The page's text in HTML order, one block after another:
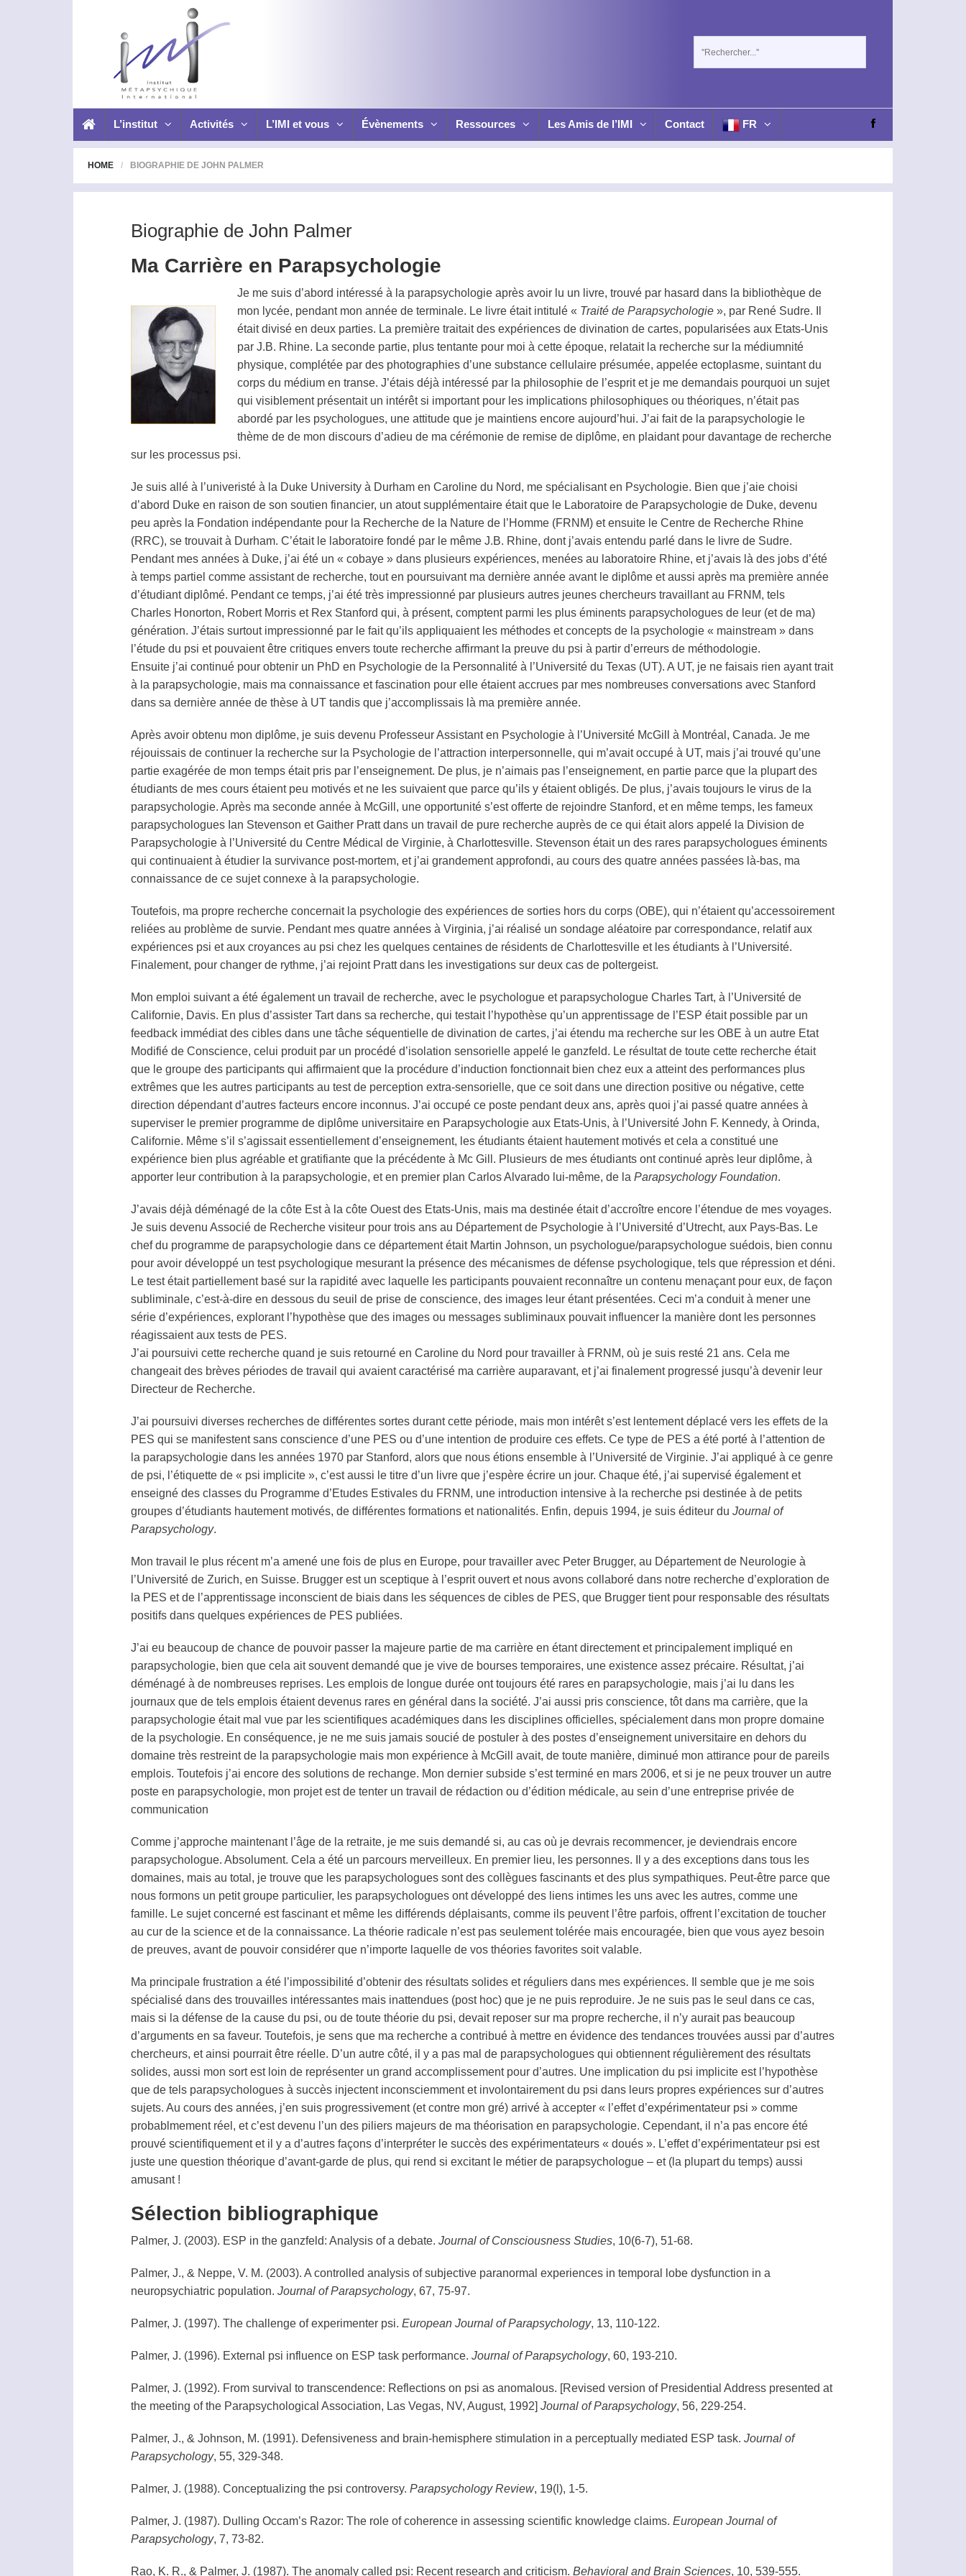
L’institut Activités L’IMI et vous Évènements Ressources Les Amis de l’IMI Contact FR
HOME BIOGRAPHIE DE JOHN PALMER
Biographie de John Palmer
Ma Carrière en Parapsychologie
Je me suis d’abord intéressé à la parapsychologie après avoir lu un livre, trouvé par hasard dans la bibliothèque de
mon lycée, pendant mon année de terminale. Le livre était intitulé « Traité de Parapsychologie », par René Sudre. Il
était divisé en deux parties. La première traitait des expériences de divination de cartes, popularisées aux Etats-Unis
par J.B. Rhine. La seconde partie, plus tentante pour moi à cette époque, relatait la recherche sur la médiumnité
physique, complétée par des photographies d’une substance cellulaire présumée, appelée ectoplasme, suintant du
corps du médium en transe. J’étais déjà intéressé par la philosophie de l’esprit et je me demandais pourquoi un sujet
qui visiblement présentait un intérêt si important pour les implications philosophiques ou théoriques, n’était pas
abordé par les psychologues, une attitude que je maintiens encore aujourd’hui. J’ai fait de la parapsychologie le
thème de de mon discours d’adieu de ma cérémonie de remise de diplôme, en plaidant pour davantage de recherche
sur les processus psi.
Je suis allé à l’univeristé à la Duke University à Durham en Caroline du Nord, me spécialisant en Psychologie. Bien que j’aie choisi
d’abord Duke en raison de son soutien financier, un atout supplémentaire était que le Laboratoire de Parapsychologie de Duke, devenu
peu après la Fondation indépendante pour la Recherche de la Nature de l’Homme (FRNM) et ensuite le Centre de Recherche Rhine
(RRC), se trouvait à Durham. C’était le laboratoire fondé par le même J.B. Rhine, dont j’avais entendu parlé dans le livre de Sudre.
Pendant mes années à Duke, j’ai été un « cobaye » dans plusieurs expériences, menées au laboratoire Rhine, et j’avais là des jobs d’été
à temps partiel comme assistant de recherche, tout en poursuivant ma dernière année avant le diplôme et aussi après ma première année
d’étudiant diplômé. Pendant ce temps, j’ai été très impressionné par plusieurs autres jeunes chercheurs travaillant au FRNM, tels
Charles Honorton, Robert Morris et Rex Stanford qui, à présent, comptent parmi les plus éminents parapsychologues de leur (et de ma)
génération. J’étais surtout impressionné par le fait qu’ils appliquaient les méthodes et concepts de la psychologie « mainstream » dans
l’étude du psi et pouvaient être critiques envers toute recherche affirmant la preuve du psi à partir d’erreurs de méthodologie.
Ensuite j’ai continué pour obtenir un PhD en Psychologie de la Personnalité à l’Université du Texas (UT). A UT, je ne faisais rien ayant trait
à la parapsychologie, mais ma connaissance et fascination pour elle étaient accrues par mes nombreuses conversations avec Stanford
dans sa dernière année de thèse à UT tandis que j’accomplissais là ma première année.
Après avoir obtenu mon diplôme, je suis devenu Professeur Assistant en Psychologie à l’Université McGill à Montréal, Canada. Je me
réjouissais de continuer la recherche sur la Psychologie de l’attraction interpersonnelle, qui m’avait occupé à UT, mais j’ai trouvé qu’une
partie exagérée de mon temps était pris par l’enseignement. De plus, je n’aimais pas l’enseignement, en partie parce que la plupart des
étudiants de mes cours étaient peu motivés et ne les suivaient que parce qu’ils y étaient obligés. De plus, j’avais toujours le virus de la
parapsychologie. Après ma seconde année à McGill, une opportunité s’est offerte de rejoindre Stanford, et en même temps, les fameux
parapsychologues Ian Stevenson et Gaither Pratt dans un travail de pure recherche auprès de ce qui était alors appelé la Division de
Parapsychologie à l’Université du Centre Médical de Virginie, à Charlottesville. Stevenson était un des rares parapsychologues éminents
qui continuaient à étudier la survivance post-mortem, et j’ai grandement approfondi, au cours des quatre années passées là-bas, ma
connaissance de ce sujet connexe à la parapsychologie.
Toutefois, ma propre recherche concernait la psychologie des expériences de sorties hors du corps (OBE), qui n’étaient qu’accessoirement
reliées au problème de survie. Pendant mes quatre années à Virginia, j’ai réalisé un sondage aléatoire par correspondance, relatif aux
expériences psi et aux croyances au psi chez les quelques centaines de résidents de Charlottesville et les étudiants à l’Université.
Finalement, pour changer de rythme, j’ai rejoint Pratt dans les investigations sur deux cas de poltergeist.
Mon emploi suivant a été également un travail de recherche, avec le psychologue et parapsychologue Charles Tart, à l’Université de
Californie, Davis. En plus d’assister Tart dans sa recherche, qui testait l’hypothèse qu’un apprentissage de l’ESP était possible par un
feedback immédiat des cibles dans une tâche séquentielle de divination de cartes, j’ai étendu ma recherche sur les OBE à un autre Etat
Modifié de Conscience, celui produit par un procédé d’isolation sensorielle appelé le ganzfeld. Le résultat de toute cette recherche était
que le groupe des participants qui affirmaient que la procédure d’induction fonctionnait bien chez eux a atteint des performances plus
extrêmes que les autres participants au test de perception extra-sensorielle, que ce soit dans une direction positive ou négative, cette
direction dépendant d’autres facteurs encore inconnus. J’ai occupé ce poste pendant deux ans, après quoi j’ai passé quatre années à
superviser le premier programme de diplôme universitaire en Parapsychologie aux Etats-Unis, à l’Université John F. Kennedy, à Orinda,
Californie. Même s’il s’agissait essentiellement d’enseignement, les étudiants étaient hautement motivés et cela a constitué une
expérience bien plus agréable et gratifiante que la précédente à Mc Gill. Plusieurs de mes étudiants ont continué après leur diplôme, à
apporter leur contribution à la parapsychologie, et en premier plan Carlos Alvarado lui-même, de la Parapsychology Foundation.
J’avais déjà déménagé de la côte Est à la côte Ouest des Etats-Unis, mais ma destinée était d’accroître encore l’étendue de mes voyages.
Je suis devenu Associé de Recherche visiteur pour trois ans au Département de Psychologie à l’Université d’Utrecht, aux Pays-Bas. Le
chef du programme de parapsychologie dans ce département était Martin Johnson, un psychologue/parapsychologue suédois, bien connu
pour avoir développé un test psychologique mesurant la présence des mécanismes de défense psychologique, tels que répression et déni.
Le test était partiellement basé sur la rapidité avec laquelle les participants pouvaient reconnaître un contenu menaçant pour eux, de façon
subliminale, c’est-à-dire en dessous du seuil de prise de conscience, des images leur étant présentées. Ceci m’a conduit à mener une
série d’expériences, explorant l’hypothèse que des images ou messages subliminaux pouvait influencer la manière dont les personnes
réagissaient aux tests de PES.
J’ai poursuivi cette recherche quand je suis retourné en Caroline du Nord pour travailler à FRNM, où je suis resté 21 ans. Cela me
changeait des brèves périodes de travail qui avaient caractérisé ma carrière auparavant, et j’ai finalement progressé jusqu’à devenir leur
Directeur de Recherche.
J’ai poursuivi diverses recherches de différentes sortes durant cette période, mais mon intérêt s’est lentement déplacé vers les effets de la
PES qui se manifestent sans conscience d’une PES ou d’une intention de produire ces effets. Ce type de PES a été porté à l’attention de
la parapsychologie dans les années 1970 par Stanford, alors que nous étions ensemble à l’Université de Virginie. J’ai appliqué à ce genre
de psi, l’étiquette de « psi implicite », c’est aussi le titre d’un livre que j’espère écrire un jour. Chaque été, j’ai supervisé également et
enseigné des classes du Programme d’Etudes Estivales du FRNM, une introduction intensive à la recherche psi destinée à de petits
groupes d’étudiants hautement motivés, de différentes formations et nationalités. Enfin, depuis 1994, je suis éditeur du Journal of
Parapsychology.
Mon travail le plus récent m’a amené une fois de plus en Europe, pour travailler avec Peter Brugger, au Département de Neurologie à
l’Université de Zurich, en Suisse. Brugger est un sceptique à l’esprit ouvert et nous avons collaboré dans notre recherche d’exploration de
la PES et de l’apprentissage inconscient de biais dans les séquences de cibles de PES, que Brugger tient pour responsable des résultats
positifs dans quelques expériences de PES publiées.
J’ai eu beaucoup de chance de pouvoir passer la majeure partie de ma carrière en étant directement et principalement impliqué en
parapsychologie, bien que cela ait souvent demandé que je vive de bourses temporaires, une existence assez précaire. Résultat, j’ai
déménagé à de nombreuses reprises. Les emplois de longue durée ont toujours été rares en parapsychologie, mais j’ai lu dans les
journaux que de tels emplois étaient devenus rares en général dans la société. J’ai aussi pris conscience, tôt dans ma carrière, que la
parapsychologie était mal vue par les scientifiques académiques dans les disciplines officielles, spécialement dans mon propre domaine
de la psychologie. En conséquence, je ne me suis jamais soucié de postuler à des postes d’enseignement universitaire en dehors du
domaine très restreint de la parapsychologie mais mon expérience à McGill avait, de toute manière, diminué mon attirance pour de pareils
emplois. Toutefois j’ai encore des solutions de rechange. Mon dernier subside s’est terminé en mars 2006, et si je ne peux trouver un autre
poste en parapsychologie, mon projet est de tenter un travail de rédaction ou d’édition médicale, au sein d’une entreprise privée de
communication
Comme j’approche maintenant l’âge de la retraite, je me suis demandé si, au cas où je devrais recommencer, je deviendrais encore
parapsychologue. Absolument. Cela a été un parcours merveilleux. En premier lieu, les personnes. Il y a des exceptions dans tous les
domaines, mais au total, je trouve que les parapsychologues sont des collègues fascinants et des plus sympathiques. Peut-être parce que
nous formons un petit groupe particulier, les parapsychologues ont développé des liens intimes les uns avec les autres, comme une
famille. Le sujet concerné est fascinant et même les différends déplaisants, comme ils peuvent l’être parfois, offrent l’excitation de toucher
au cur de la science et de la connaissance. La théorie radicale n’est pas seulement tolérée mais encouragée, bien que vous ayez besoin
de preuves, avant de pouvoir considérer que n’importe laquelle de vos théories favorites soit valable.
Ma principale frustration a été l’impossibilité d’obtenir des résultats solides et réguliers dans mes expériences. Il semble que je me sois
spécialisé dans des trouvailles intéressantes mais inattendues (post hoc) que je ne puis reproduire. Je ne suis pas le seul dans ce cas,
mais si la défense de la cause du psi, ou de toute théorie du psi, devait reposer sur ma propre recherche, il n’y aurait pas beaucoup
d’arguments en sa faveur. Toutefois, je sens que ma recherche a contribué à mettre en évidence des tendances trouvées aussi par d’autres
chercheurs, et ainsi pourrait être réelle. D’un autre côté, il y a pas mal de parapsychologues qui obtiennent régulièrement des résultats
solides, aussi mon sort est loin de représenter un grand accomplissement pour d’autres. Une implication du psi implicite est l’hypothèse
que de tels parapsychologues à succès injectent inconsciemment et involontairement du psi dans leurs propres expériences sur d’autres
sujets. Au cours des années, j’en suis progressivement (et contre mon gré) arrivé à accepter « l’effet d’expérimentateur psi » comme
probablmement réel, et c’est devenu l’un des piliers majeurs de ma théorisation en parapsychologie. Cependant, il n’a pas encore été
prouvé scientifiquement et il y a d’autres façons d’interpréter le succès des expérimentateurs « doués ». L’effet d’expérimentateur psi est
juste une question théorique d’avant-garde de plus, qui rend si excitant le métier de parapsychologue – et (la plupart du temps) aussi
amusant !
Sélection bibliographique
Palmer, J. (2003). ESP in the ganzfeld: Analysis of a debate. Journal of Consciousness Studies, 10(6-7), 51-68.
Palmer, J., & Neppe, V. M. (2003). A controlled analysis of subjective paranormal experiences in temporal lobe dysfunction in a
neuropsychiatric population. Journal of Parapsychology, 67, 75-97.
Palmer, J. (1997). The challenge of experimenter psi. European Journal of Parapsychology, 13, 110-122.
Palmer, J. (1996). External psi influence on ESP task performance. Journal of Parapsychology, 60, 193-210.
Palmer, J. (1992). From survival to transcendence: Reflections on psi as anomalous. [Revised version of Presidential Address presented at
the meeting of the Parapsychological Association, Las Vegas, NV, August, 1992] Journal of Parapsychology, 56, 229-254.
Palmer, J., & Johnson, M. (1991). Defensiveness and brain-hemisphere stimulation in a perceptually mediated ESP task. Journal of
Parapsychology, 55, 329-348.
Palmer, J. (1988). Conceptualizing the psi controversy. Parapsychology Review, 19(l), 1-5.
Palmer, J. (1987). Dulling Occam’s Razor: The role of coherence in assessing scientific knowledge claims. European Journal of
Parapsychology, 7, 73-82.
Rao, K. R., & Palmer, J. (1987). The anomaly called psi: Recent research and criticism. Behavioral and Brain Sciences, 10, 539-555.